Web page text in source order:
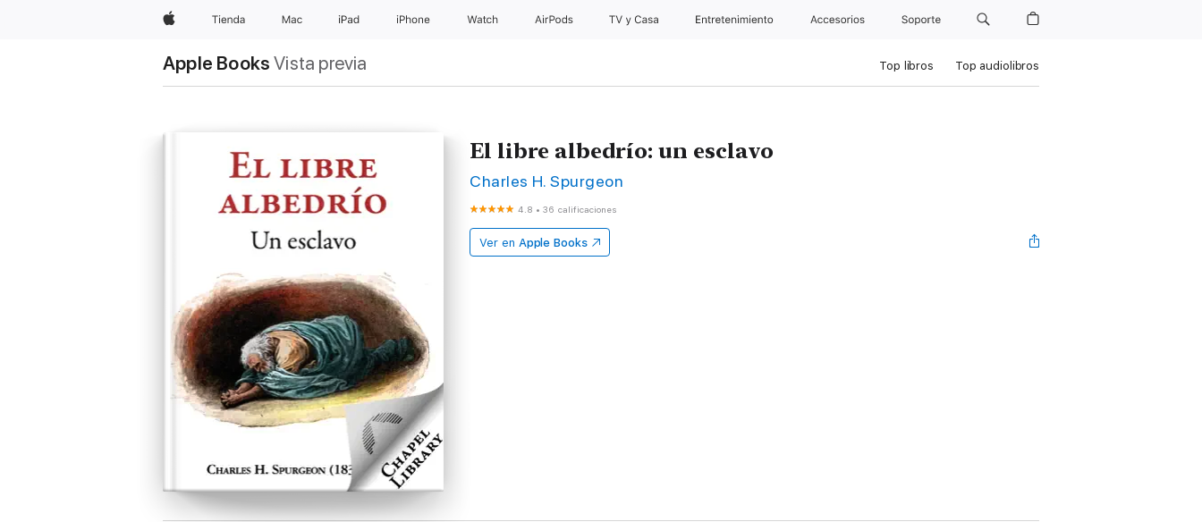
AppleTienda Mac iPad iPhone Watch AirPods TV & Casa Entretenimiento Accesorios Soporte
Apple Books Vista previa Top libros Top audiolibros
El libre albedrío: un esclavo
Charles H. Spurgeon
4.8 •36 calificaciones
Ver en Apple Books